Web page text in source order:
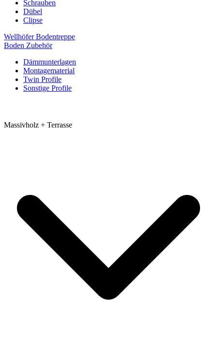
Schrauben
Dübel
Clipse
Wellhöfer Bodentreppe
Boden Zubehör
Dämmunterlagen
Montagematerial
Twin Profile
Sonstige Profile
Massivholz + Terrasse